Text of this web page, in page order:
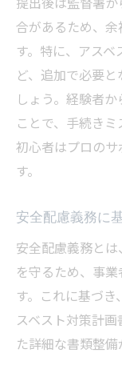
合があるため、
す。特に、アス
ど、追加で必要
しょう。経験者
ことで、手続き
初心者はプロの
す。
安全配慮義務に
安全配慮義務と
を守るため、事
す。これに基づ
スベスト対策計
た詳細な書類整備